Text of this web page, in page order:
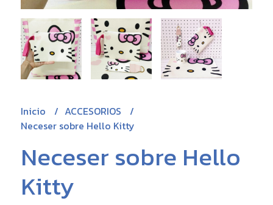
Inicio
ACCESORIOS
Neceser sobre Hello Kitty
Neceser sobre Hello
Kitty